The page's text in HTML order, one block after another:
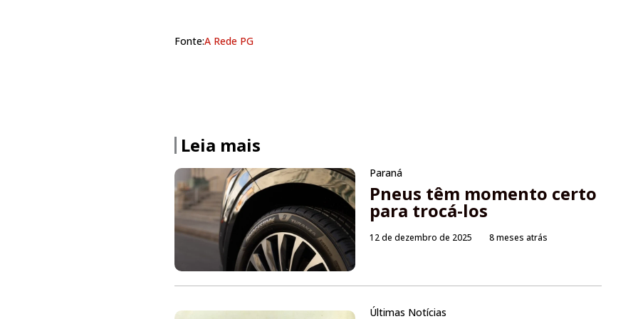
Fonte:A Rede PG
Leia mais
Paraná
Pneus têm momento certo
para trocá-los
12 de dezembro de 2025 8 meses atrás
Últimas Notícias